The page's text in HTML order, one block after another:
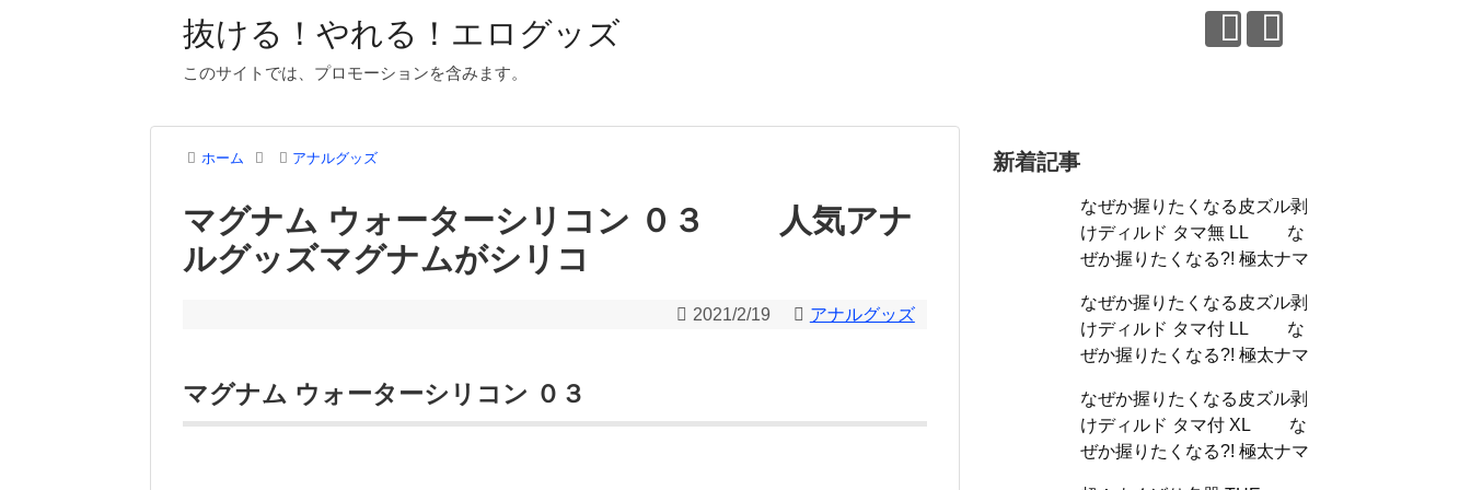
抜ける！やれる！エログッズ
このサイトでは、プロモーションを含みます。
ホーム アナルグッズ
マグナム ウォーターシリコン ０３ 人気アナ
ルグッズマグナムがシリコ
2021/2/19 アナルグッズ
マグナム ウォーターシリコン ０３
新着記事
なぜか握りたくなる皮ズル剥
けディルド タマ無 LL な
ぜか握りたくなる?! 極太ナマ
なぜか握りたくなる皮ズル剥
けディルド タマ付 LL な
ぜか握りたくなる?! 極太ナマ
なぜか握りたくなる皮ズル剥
けディルド タマ付 XL な
ぜか握りたくなる?! 極太ナマ